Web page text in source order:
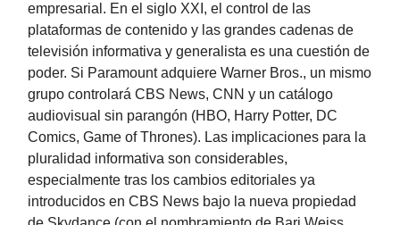
empresarial. En el siglo XXI, el control de las
plataformas de contenido y las grandes cadenas de
televisión informativa y generalista es una cuestión de
poder. Si Paramount adquiere Warner Bros., un mismo
grupo controlará CBS News, CNN y un catálogo
audiovisual sin parangón (HBO, Harry Potter, DC
Comics, Game of Thrones). Las implicaciones para la
pluralidad informativa son considerables,
especialmente tras los cambios editoriales ya
introducidos en CBS News bajo la nueva propiedad